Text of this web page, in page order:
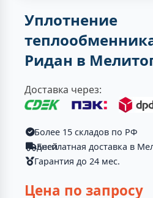
Уплотнение
Ридан в
Доставка через:
Более 15 складов по РФ
Бесплатная доставка в Мелитополь от 2-ух дней
Гарантия до 24 мес.
Цена по запросу